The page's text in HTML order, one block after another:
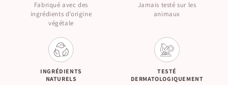
Fabriqué avec des
ingrédients d’origine
végétale
Jamais testé sur les
animaux
INGRÉDIENTS
NATURELS
TESTÉ
DERMATOLOGIQUEMENT